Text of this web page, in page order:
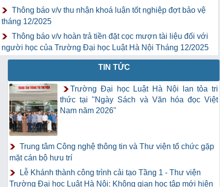
Thông báo v/v thu nhận khoá luận tốt nghiệp đợt bảo vệ
tháng 12/2025
Thông báo v/v hoàn trả tiền đặt cọc mượn tài liệu đối với
người học của Trường Đại học Luật Hà Nội Tháng 12/2025
TIN TỨC
Trường Đại học Luật Hà Nội lan tỏa tri
thức tại "Ngày Sách và Văn hóa đọc Việt
Nam năm 2026"
Trung tâm Công nghệ thông tin và Thư viện tổ chức gặp
mặt cán bộ hưu trí
Lễ Khánh thành công trình cải tạo Tầng 1 - Thư viện
Trường Đại học Luật Hà Nội: Không gian học tập mới hiện